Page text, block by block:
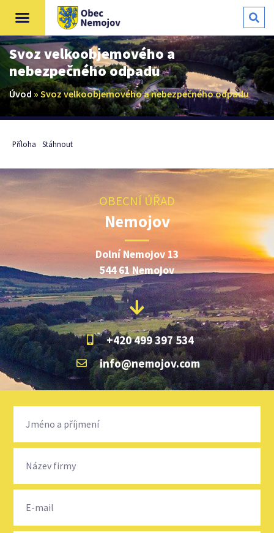
Svoz velkoobjemového a
nebezpečného odpadu
Úvod »Svoz velkoobjemového a nebezpečného odpadu
Příloha Stáhnout
OBECNÍ ÚŘAD
Nemojov
Dolní Nemojov 13
544 61 Nemojov
+420 499 397 534
info@nemojov.com